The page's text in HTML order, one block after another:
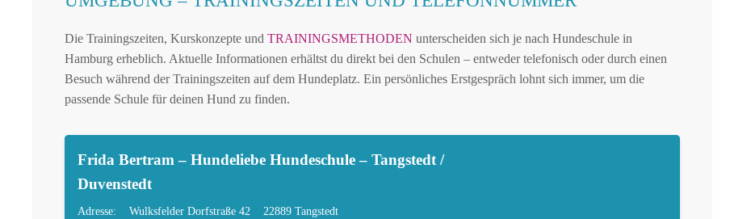
Die Trainingszeiten, Kurskonzepte und TRAININGSMETHODEN unterscheiden sich je nach Hundeschule in
Hamburg erheblich. Aktuelle Informationen erhältst du direkt bei den Schulen – entweder telefonisch oder durch einen
Besuch während der Trainingszeiten auf dem Hundeplatz. Ein persönliches Erstgespräch lohnt sich immer, um die
passende Schule für deinen Hund zu finden.
Frida Bertram – Hundeliebe Hundeschule – Tangstedt /
Duvenstedt
Adresse: Wulksfelder Dorfstraße 42 22889 Tangstedt